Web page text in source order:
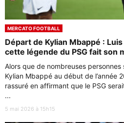
MERCATO FOOTBALL
Départ de Kylian Mbappé :
cette légende du PSG fait son
Alors que de nombreuses
Kylian Mbappé au début de l’année
rassuré en affirmant que le PSG
...
5 mai 2026 à 15h15